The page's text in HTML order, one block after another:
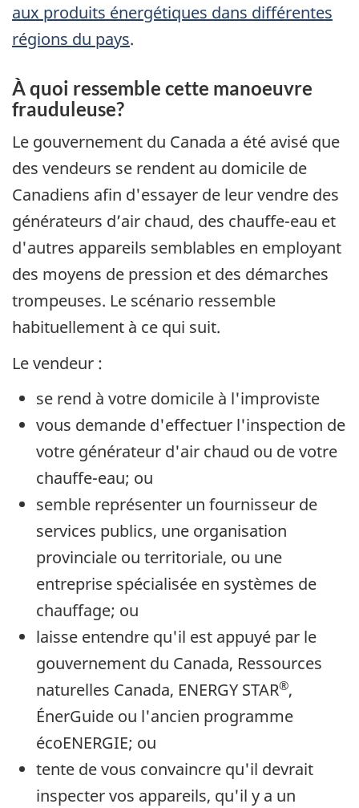
aux produits énergétiques dans différentes
régions du pays.
À quoi ressemble cette manoeuvre
frauduleuse?
Le gouvernement du Canada a été avisé que
des vendeurs se rendent au domicile de
Canadiens afin d'essayer de leur vendre des
générateurs d’air chaud, des chauffe-eau et
d'autres appareils semblables en employant
des moyens de pression et des démarches
trompeuses. Le scénario ressemble
habituellement à ce qui suit.
Le vendeur :
se rend à votre domicile à l'improviste
vous demande d'effectuer l'inspection de
votre générateur d'air chaud ou de votre
chauffe-eau; ou
semble représenter un fournisseur de
services publics, une organisation
provinciale ou territoriale, ou une
entreprise spécialisée en systèmes de
chauffage; ou
laisse entendre qu'il est appuyé par le
gouvernement du Canada, Ressources
naturelles Canada, ENERGY STAR®,
ÉnerGuide ou l'ancien programme
écoENERGIE; ou
tente de vous convaincre qu'il devrait
inspecter vos appareils, qu'il y a un